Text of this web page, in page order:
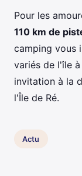
Pour les
110 km de
camping vous
variés de l'île
invitation à la
l'Île de Ré.
Actu